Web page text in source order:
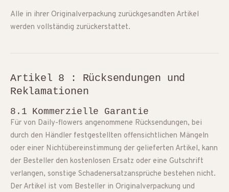
Alle in ihrer Originalverpackung zurückgesandten Artikel
werden vollständig zurückerstattet.
Artikel 8 : Rücksendungen und
Reklamationen
8.1 Kommerzielle Garantie
Für von Daily-flowers angenommene Rücksendungen, bei
durch den Händler festgestellten offensichtlichen Mängeln
oder einer Nichtübereinstimmung der gelieferten Artikel, kann
der Besteller den kostenlosen Ersatz oder eine Gutschrift
verlangen, sonstige Schadenersatzansprüche bestehen nicht.
Der Artikel ist vom Besteller in Originalverpackung und